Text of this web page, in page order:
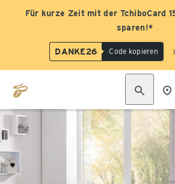
Für kurze Zeit mit der TchiboCard
sparen!*
DANKE26 Code kopieren